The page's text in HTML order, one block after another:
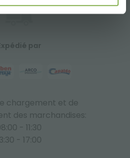
par
chargement et de
des marchandises:
- 11:30
- 17:00